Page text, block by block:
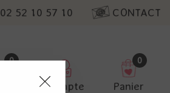
02 52 10 57 10 CONTACT
0
Compte
0
Panier